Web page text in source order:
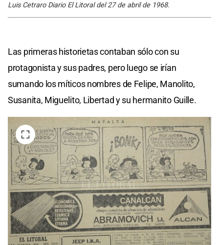
Luis Cetraro Diario El Litoral del 27 de abril de 1968.
Las primeras historietas contaban sólo con su
protagonista y sus padres, pero luego se irían
sumando los míticos nombres de Felipe, Manolito,
Susanita, Miguelito, Libertad y su hermanito Guille.